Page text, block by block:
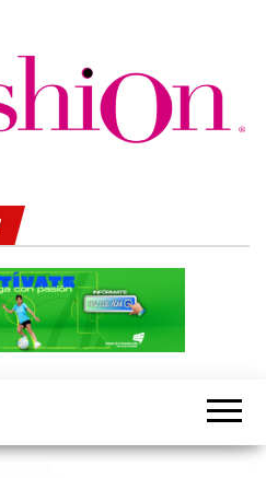
GDLFASHION